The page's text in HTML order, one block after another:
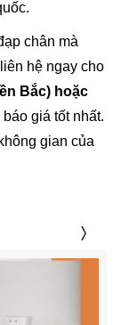
chân mà
hệ ngay cho
Bắc) hoặc
giá tốt nhất.
gian của